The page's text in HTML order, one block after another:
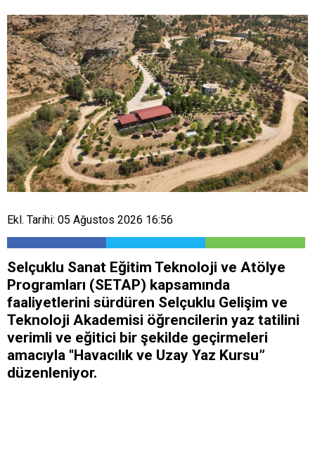
Ekl. Tarihi: 05 Ağustos 2026 16:56
Selçuklu Sanat Eğitim Teknoloji ve Atölye
Programları (SETAP) kapsamında
faaliyetlerini sürdüren Selçuklu Gelişim ve
Teknoloji Akademisi öğrencilerin yaz tatilini
verimli ve eğitici bir şekilde geçirmeleri
amacıyla "Havacılık ve Uzay Yaz Kursu”
düzenleniyor.